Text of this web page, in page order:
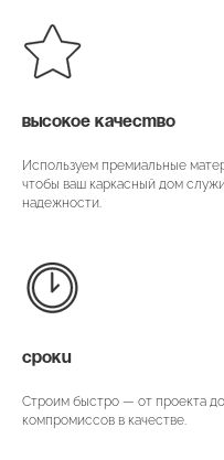
ВЫСОКОЕ КАЧЕСТВО
Используем премиальные
чтобы ваш каркасный дом
надежности.
СРОКИ
Строим быстро — от проекта
компромиссов в качестве.